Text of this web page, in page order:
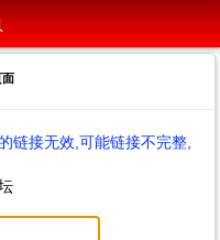
面
链接无效,可能链接不完整,